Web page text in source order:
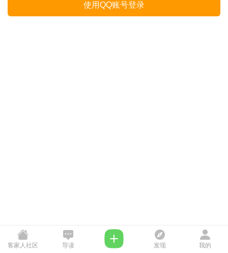
使用QQ账号登录
客家人社区 导读 发现 我的